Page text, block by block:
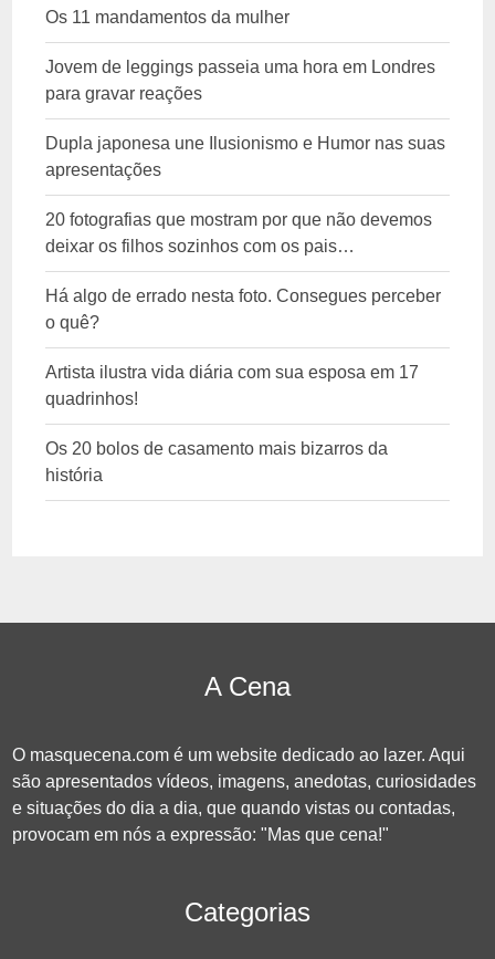
Os 11 mandamentos da mulher
Jovem de leggings passeia uma hora em Londres
para gravar reações
Dupla japonesa une Ilusionismo e Humor nas suas
apresentações
20 fotografias que mostram por que não devemos
deixar os filhos sozinhos com os pais…
Há algo de errado nesta foto. Consegues perceber
o quê?
Artista ilustra vida diária com sua esposa em 17
quadrinhos!
Os 20 bolos de casamento mais bizarros da
história
A Cena
O masquecena.com é um website dedicado ao lazer. Aqui
são apresentados vídeos, imagens, anedotas, curiosidades
e situações do dia a dia, que quando vistas ou contadas,
provocam em nós a expressão: "Mas que cena!"
Categorias